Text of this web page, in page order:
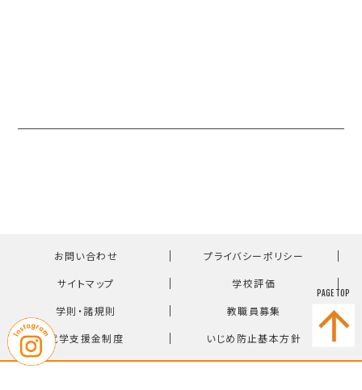
お問い合わせ ｜ プライバシーポリシー ｜
サイトマップ ｜ 学校評価 ｜
学則・諸規則 ｜ 教職員募集 ｜
就学支援金制度 ｜ いじめ防止基本方針
PAGE TOP